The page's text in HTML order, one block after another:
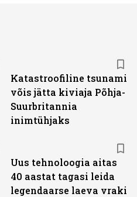
Katastroofiline tsunami
võis jätta kiviaja Põhja-
Suurbritannia
inimtühjaks
Uus tehnoloogia aitas
40 aastat tagasi leida
legendaarse laeva vraki